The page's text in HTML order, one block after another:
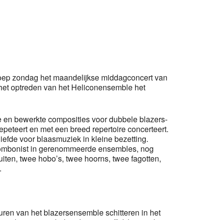
zondag het maandelijkse middagconcert van
optreden van het Heliconensemble het
bewerkte composities voor dubbele blazers-
en met een breed repertoire concerteert.
voor blaasmuziek in kleine bezetting.
in gerenommeerde ensembles, nog
twee hobo’s, twee hoorns, twee fagotten,
van het blazersensemble schitteren in het